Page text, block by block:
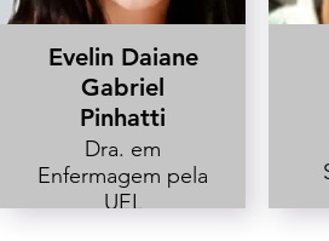
Evelin Daiane
Gabriel
Pinhatti
Dra. em
Enfermagem pela
UEL